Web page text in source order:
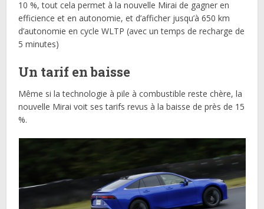
10 %, tout cela permet à la nouvelle Mirai de gagner en
efficience et en autonomie, et d’afficher jusqu’à 650 km
d’autonomie en cycle WLTP (avec un temps de recharge de
5 minutes)
Un tarif en baisse
Même si la technologie à pile à combustible reste chère, la
nouvelle Mirai voit ses tarifs revus à la baisse de près de 15
%.